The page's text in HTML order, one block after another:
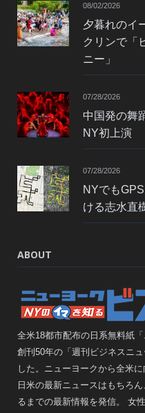
08/02/2026
夕暮れのイ
クリンで「
ニー」
07/28/2026
中国発の舞
NY初上演
07/28/2026
NYでも
ける志水直
ABOUT
全米18都市配布の日系無料紙「
創刊50年の「週刊ビジネスニ
した。ニューヨークから全米
日米の最新ニュースはもちろ
るまでの最新情報を発信。 女